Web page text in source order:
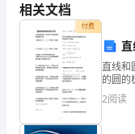
相关文档
付费
直线和
的圆的
圆。2
的极坐
2阅读